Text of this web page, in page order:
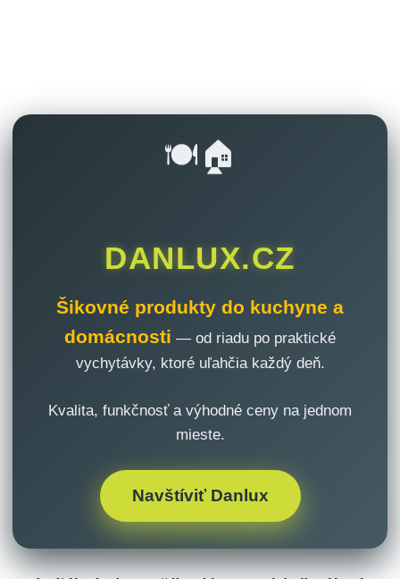
🍽️🏠
DANLUX.CZ
Šikovné produkty do kuchyne a
domácnosti — od riadu po praktické
vychytávky, ktoré uľahčia každý deň.
Kvalita, funkčnosť a výhodné ceny na jednom
mieste.
Navštíviť Danlux